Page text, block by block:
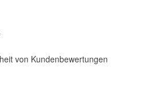
von Kundenbewertungen